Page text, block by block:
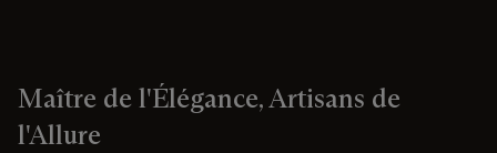
Maître de l'Élégance, Artisans de
l'Allure